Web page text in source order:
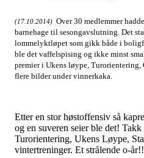
(17.10.2014) Over 30 medlemmer
barnehage til sesongavslutning. Det
lommelyktløpet som gikk både i
ble det vaffelspising og ikke minst
premier i Ukens løype, Turorientering,
flere bilder under vinnerkaka.
Etter en stor høstoffensiv så
og en suveren seier ble det!
Turorientering, Ukens Løype,
vintertreninger. Et strålende o-år!!